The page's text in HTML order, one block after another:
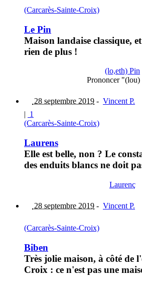
(Carcarès-Sainte-Croix)
Le Pin
Maison landaise classique,
rien de plus !
(lo,eth) Pin
Prononcer "(lou)
28 septembre 2019 - Vincent P.
| 1
(Carcarès-Sainte-Croix)
Laurens
Elle est belle, non ? Le
des enduits blancs ne doit
Laurenç
28 septembre 2019 - Vincent P.
(Carcarès-Sainte-Croix)
Biben
Très jolie maison, à côté de
Croix : ce n'est pas une